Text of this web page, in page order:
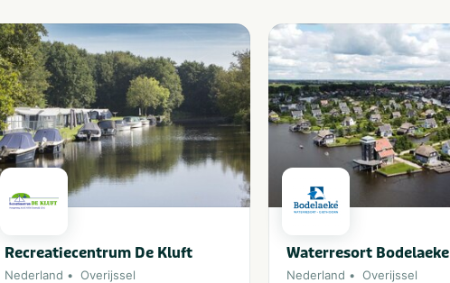
Recreatiecentrum De Kluft
Nederland Overijssel
Waterresort Bodelaeke
Nederland Overijssel